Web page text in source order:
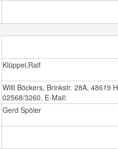
Klüppel,Ralf
Willi Böckers, Brinkstr. 28A, 48619
02568/3260, E-Mail:
Gerd Spöler